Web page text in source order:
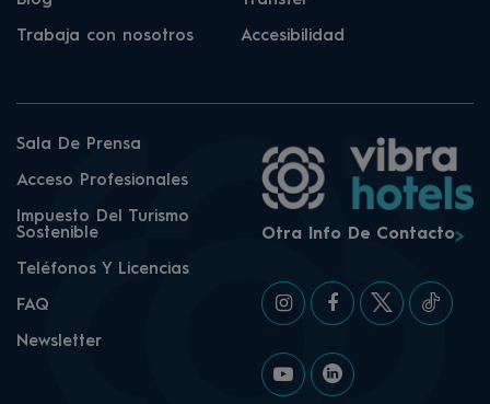
Trabaja con nosotros Accesibilidad
Sala De Prensa
Acceso Profesionales
Impuesto Del Turismo
Sostenible
Teléfonos Y Licencias
FAQ
Newsletter
Otra Info De Contacto